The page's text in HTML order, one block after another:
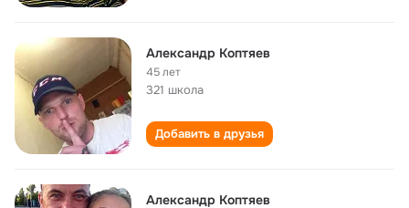
Александр Коптяев
45 лет
321 школа
Добавить в друзья
Александр Коптяев